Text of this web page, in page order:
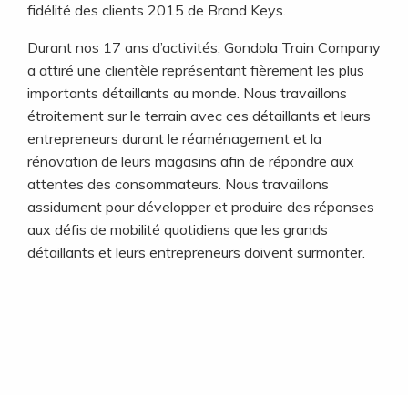
fidélité des clients 2015 de Brand Keys.
Durant nos 17 ans d’activités, Gondola Train Company
a attiré une clientèle représentant fièrement les plus
importants détaillants au monde. Nous travaillons
étroitement sur le terrain avec ces détaillants et leurs
entrepreneurs durant le réaménagement et la
rénovation de leurs magasins afin de répondre aux
attentes des consommateurs. Nous travaillons
assidument pour développer et produire des réponses
aux défis de mobilité quotidiens que les grands
détaillants et leurs entrepreneurs doivent surmonter.